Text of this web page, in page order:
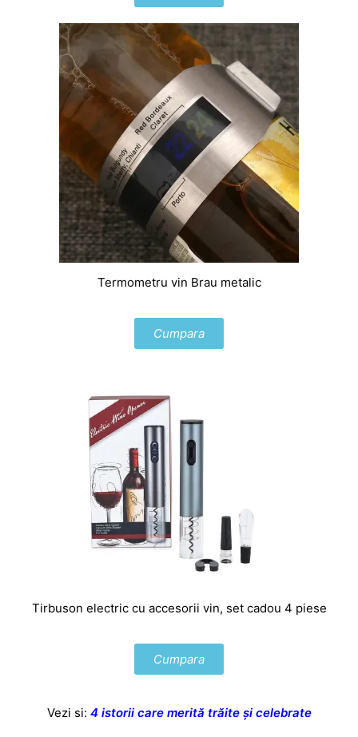
Termometru vin Brau metalic
Cumpara
Tirbuson electric cu accesorii vin, set cadou 4 piese
Cumpara
Vezi si: 4 istorii care merită trăite și celebrate